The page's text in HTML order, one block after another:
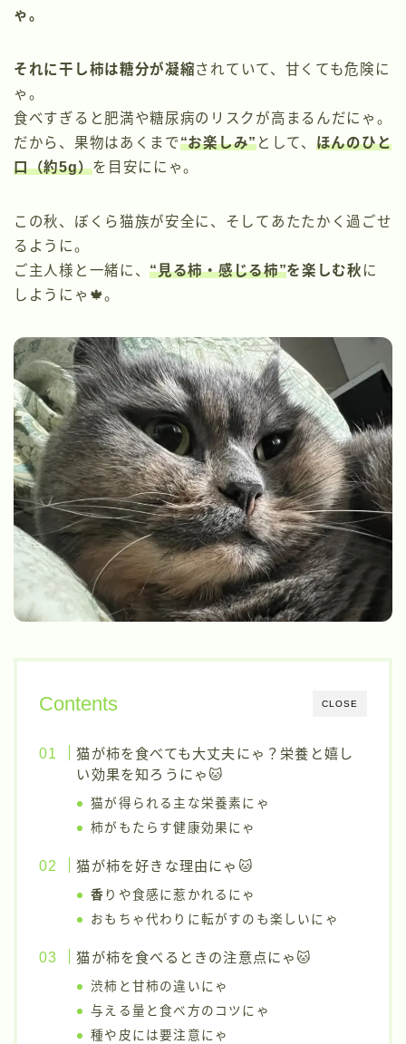
ゃ。
それに干し柿は糖分が凝縮されていて、甘くても危険に
ゃ。
食べすぎると肥満や糖尿病のリスクが高まるんだにゃ。
だから、果物はあくまで“お楽しみ”として、 ほんのひと
口（約5g）を目安ににゃ。
この秋、ぼくら猫族が安全に、そしてあたたかく過ごせ
るように。
ご主人様と一緒に、“見る柿・感じる柿”を楽しむ秋 に
しようにゃ🍁。
CLOSE
Contents
猫が柿を食べても大丈夫にゃ？栄養と嬉し
い効果を知ろうにゃ🐱
猫が得られる主な栄養素にゃ
柿がもたらす健康効果にゃ
猫が柿を好きな理由にゃ🐱
香 りや食感に惹かれるにゃ
おもちゃ代わりに転がすのも楽しいにゃ
猫が柿を食べるときの注意点にゃ🐱
渋柿と甘柿の違いにゃ
与える量と食べ方のコツにゃ
種や皮には要注意にゃ